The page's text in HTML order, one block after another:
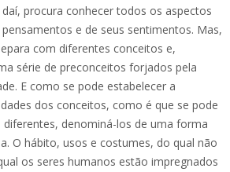
procura conhecer todos os aspectos
e de seus sentimentos. Mas,
com diferentes conceitos e,
série de preconceitos forjados pela
E como se pode estabelecer a
dos conceitos, como é que se pode
denominá-los de uma forma
O hábito, usos e costumes, do qual não
os seres humanos estão impregnados